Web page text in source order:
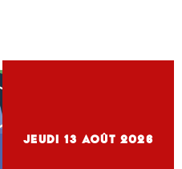
jeudi 13 Août 2026